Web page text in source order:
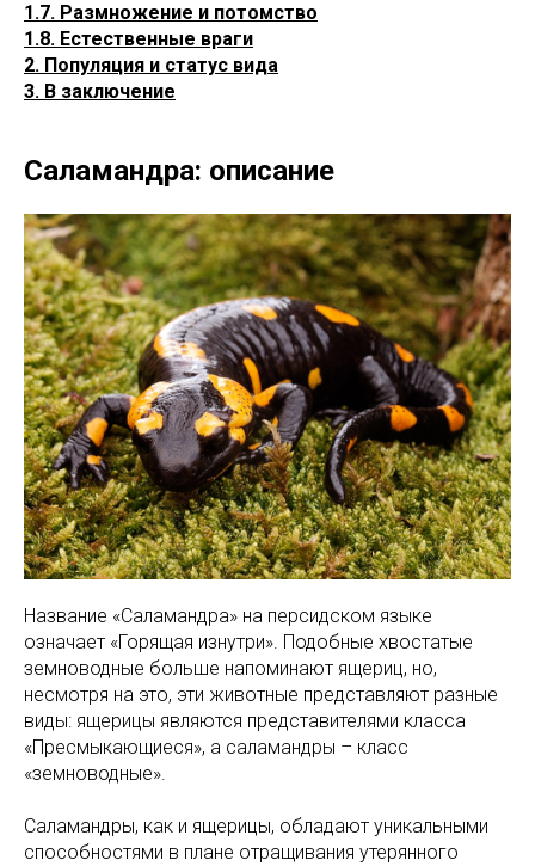
1.7. Размножение и потомство
1.8. Естественные враги
2. Популяция и статус вида
3. В заключение
Саламандра: описание
Название «Саламандра» на персидском языке
означает «Горящая изнутри». Подобные хвостатые
земноводные больше напоминают ящериц, но,
несмотря на это, эти животные представляют разные
виды: ящерицы являются представителями класса
«Пресмыкающиеся», а саламандры – класс
«земноводные».
Саламандры, как и ящерицы, обладают уникальными
способностями в плане отращивания утерянного